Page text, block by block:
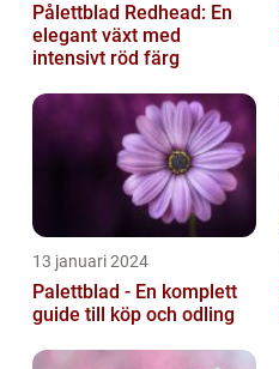
Pålettblad Redhead: En
elegant växt med
intensivt röd färg
13 januari 2024
Palettblad - En komplett
guide till köp och odling